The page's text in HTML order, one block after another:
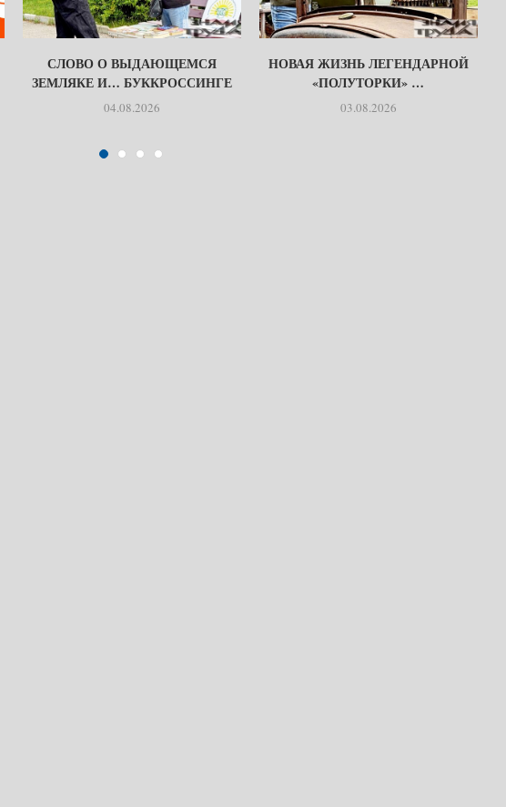
СЛОВО О ВЫДАЮЩЕМСЯ
ЗЕМЛЯКЕ И… БУККРОССИНГЕ
04.08.2026
НОВАЯ ЖИЗНЬ ЛЕГЕНДАРНОЙ
«ПОЛУТОРКИ» …
03.08.2026